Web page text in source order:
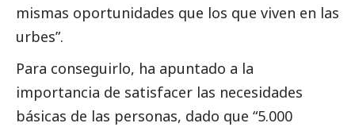
mismas oportunidades que los que viven en las
urbes”.
Para conseguirlo, ha apuntado a la
importancia de satisfacer las necesidades
básicas de las personas, dado que “5.000